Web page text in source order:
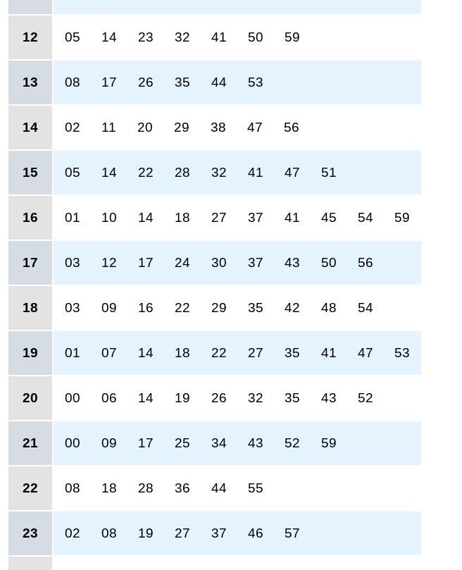
12 05 14 23 32 41 50 59
13 08 17 26 35 44 53
14 02 11 20 29 38 47 56
15 05 14 22 28 32 41 47 51
16 01 10 14 18 27 37 41 45 54 59
17 03 12 17 24 30 37 43 50 56
18 03 09 16 22 29 35 42 48 54
19 01 07 14 18 22 27 35 41 47 53
20 00 06 14 19 26 32 35 43 52
21 00 09 17 25 34 43 52 59
22 08 18 28 36 44 55
23 02 08 19 27 37 46 57